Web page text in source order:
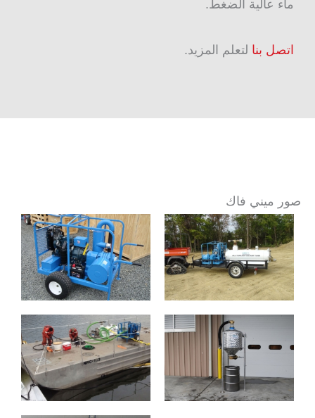
ماء عالية الضغط.
اتصل بنا لتعلم المزيد.
صور ميني فاك